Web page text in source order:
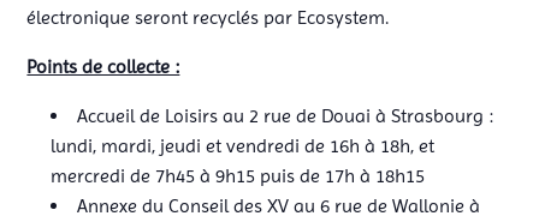
électronique seront recyclés par Ecosystem.
Points de collecte :
Accueil de Loisirs au 2 rue de Douai à Strasbourg :
lundi, mardi, jeudi et vendredi de 16h à 18h, et
mercredi de 7h45 à 9h15 puis de 17h à 18h15
Annexe du Conseil des XV au 6 rue de Wallonie à